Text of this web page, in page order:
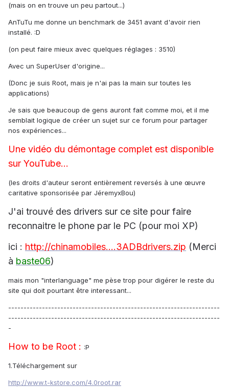
(mais on en trouve un peu partout...)
AnTuTu me donne un benchmark de 3451 avant d'avoir rien
installé. :D
(on peut faire mieux avec quelques réglages : 3510)
Avec un SuperUser d'origine...
(Donc je suis Root, mais je n'ai pas la main sur toutes les
applications)
Je sais que beaucoup de gens auront fait comme moi, et il me
semblait logique de créer un sujet sur ce forum pour partager
nos expériences...
Une vidéo du démontage complet est disponible
sur YouTube...
(les droits d'auteur seront entièrement reversés à une œuvre
caritative sponsorisée par JéremyxBou)
J'ai trouvé des drivers sur ce site pour faire
reconnaitre le phone par le PC (pour moi XP)
ici : http://chinamobiles....3ADBdrivers.zip (Merci
à baste06)
mais mon "interlanguage" me pèse trop pour digérer le reste du
site qui doit pourtant être interessant...
---------------------------------------------------------------------
---------------------------------------------------------------------
-
How to be Root : :P
1.Téléchargement sur
http://www.t-kstore.com/4.0root.rar